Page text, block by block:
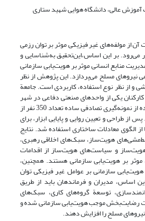
عالی، دانشگاه هوایی شهید ستاری
آن از مولفه‌های غیر فیزیکی موثر بر توان رزمی
می‌رود. بر این اساس،اینتحقیق بهشناسایی و
منابع انسانی موثر بر هویت‌یابی‌ سازمانی
نیروهای مسلح می‌پردازد. این پژوهش از نظر
و از نظر نوع استفاده، کاربردی است. جامعة
یکی از واحدهای صنعتی دفاعی در شهر
تهران بود که با استفاده از نمونه‌گیری تصادفی ساده تعداد 350 نفر از
از طراحی و تعیین روایی و پایایی ابزار، برای
الگوی معادلات ساختاری استفاده شد. نتایج
هویت‌ساز، سبک‌های اخلاقی رهبری،
هویت‌ساز و سیاست‌های هویت‌ساز از اقدامات
موثر بر هویت‌یابی‌ سازمانی هستند. همچنین،
سازمانی بر عوامل غیر فیزیکی توان
اساس، مدیران و فرماندهان باید از طریق
توسعة گروه‌های کاری، سبک‌های
رضایت‌بخش موجب هویت‌یابی‌ سازمانی شده و
مسلح را افزایش دهند.